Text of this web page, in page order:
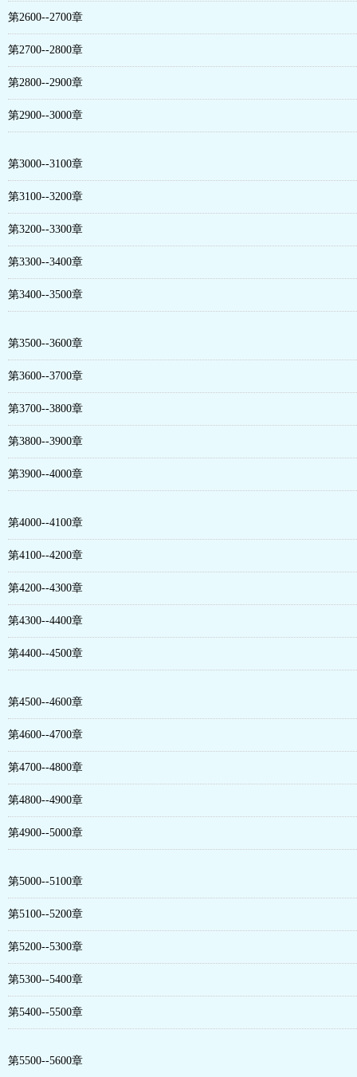
第2600--2700章
第2700--2800章
第2800--2900章
第2900--3000章
第3000--3100章
第3100--3200章
第3200--3300章
第3300--3400章
第3400--3500章
第3500--3600章
第3600--3700章
第3700--3800章
第3800--3900章
第3900--4000章
第4000--4100章
第4100--4200章
第4200--4300章
第4300--4400章
第4400--4500章
第4500--4600章
第4600--4700章
第4700--4800章
第4800--4900章
第4900--5000章
第5000--5100章
第5100--5200章
第5200--5300章
第5300--5400章
第5400--5500章
第5500--5600章